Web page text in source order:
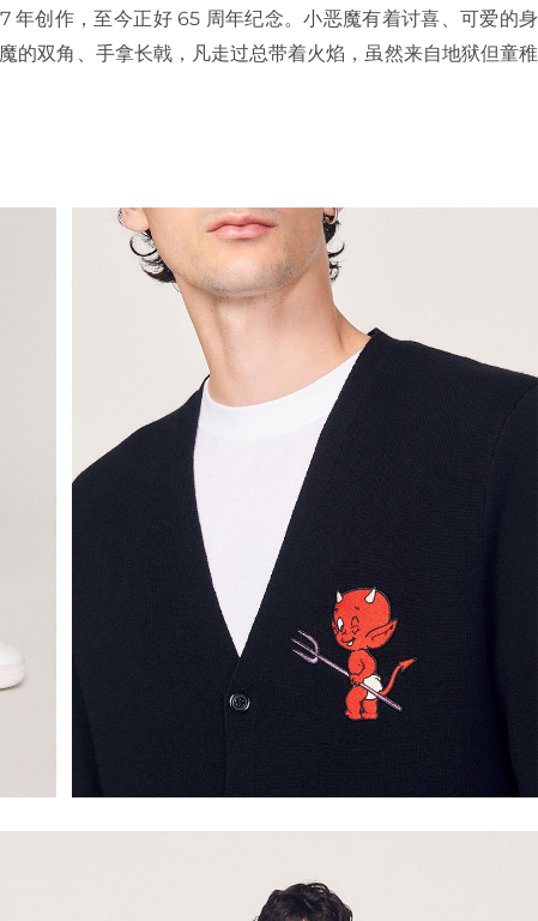
创作，至今正好 65 周年纪念。小恶魔有着讨喜、可爱的身
的双角、手拿长戟，凡走过总带着火焰，虽然来自地狱但童稚